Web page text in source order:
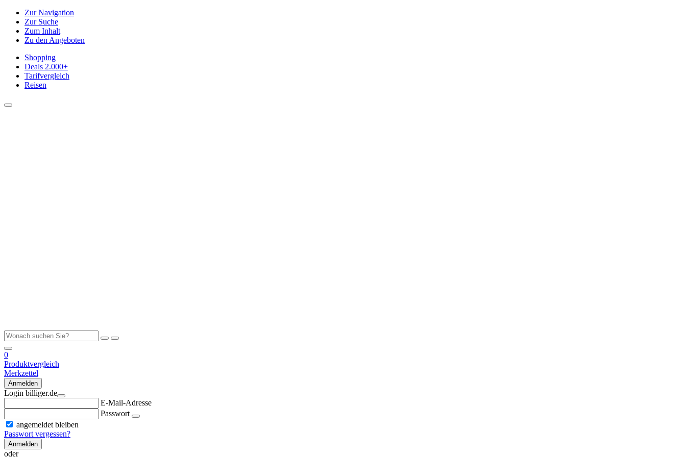
Zur Navigation
Zur Suche
Zum Inhalt
Zu den Angeboten
Shopping
Deals 2.000+
Tarifvergleich
Reisen
0
Produktvergleich
Merkzettel
Anmelden
Login billiger.de
E-Mail-Adresse
Passwort
angemeldet bleiben
Passwort vergessen?
Anmelden
oder